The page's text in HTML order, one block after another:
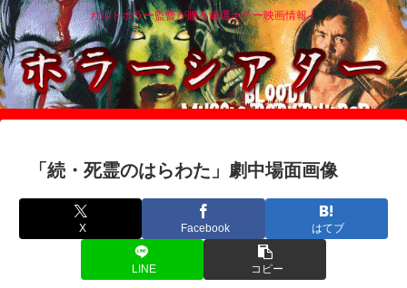
カルトホラー監督が贈る厳選ホラー映画情報！
「続・死霊のはらわた」劇中場面画像
X Facebook はてブ
LINE コピー